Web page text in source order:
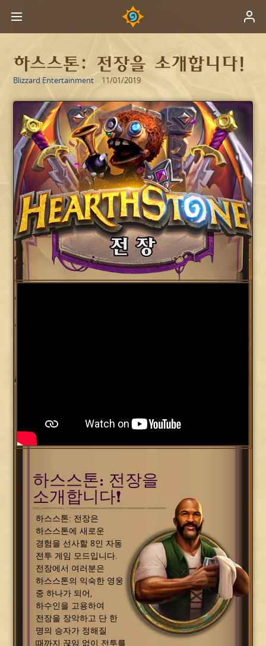
하스스톤: 전장을 소개합니다!
Blizzard Entertainment 11/01/2019
하스스톤: 전장을
소개합니다!
하스스톤: 전장은
하스스톤에 새로운
경험을 선사할 8인 자동
전투 게임 모드입니다.
전장에서 여러분은
하스스톤의 익숙한 영웅
중 하나가 되어,
하수인을 고용하여
전장을 장악하고 단 한
명의 승자가 정해질
때까지 끊임 없이 전투를